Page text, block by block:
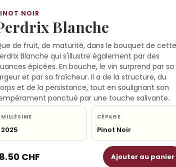
NOIR
Blanche
de fruit, de maturité, dans le bouquet de cette
Blanche qui s'illustre également par des
épicées. En bouche, le vin surprend par sa
et par sa fraîcheur. Il a de la structure, du
et de la persistance, tout en soulignant son
ponctué par une touche salivante.
MILLÉSIME
2025
CÉPAGE
Pinot Noir
CHF Ajouter au panier